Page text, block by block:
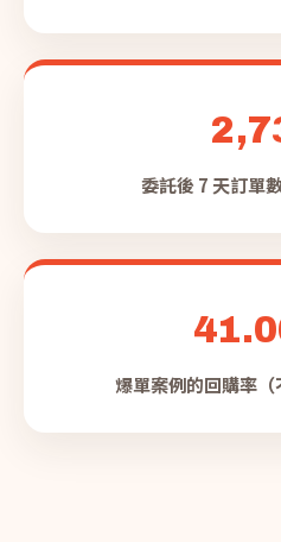
委託後 7 天訂單
爆單案例的回購率（